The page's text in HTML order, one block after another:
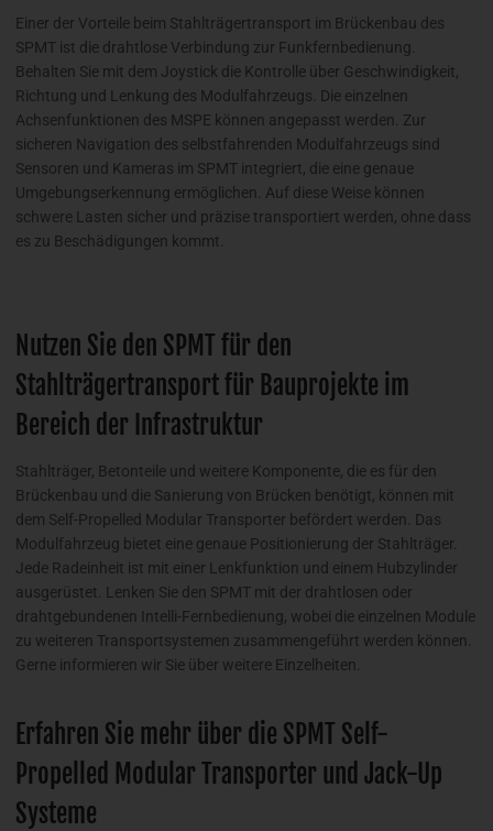
Einer der Vorteile beim Stahlträgertransport im Brückenbau des
SPMT ist die drahtlose Verbindung zur Funkfernbedienung.
Behalten Sie mit dem Joystick die Kontrolle über Geschwindigkeit,
Richtung und Lenkung des Modulfahrzeugs. Die einzelnen
Achsenfunktionen des MSPE können angepasst werden. Zur
sicheren Navigation des selbstfahrenden Modulfahrzeugs sind
Sensoren und Kameras im SPMT integriert, die eine genaue
Umgebungserkennung ermöglichen. Auf diese Weise können
schwere Lasten sicher und präzise transportiert werden, ohne dass
es zu Beschädigungen kommt.
Nutzen Sie den SPMT für den
Stahlträgertransport für Bauprojekte im
Bereich der Infrastruktur
Stahlträger, Betonteile und weitere Komponente, die es für den
Brückenbau und die Sanierung von Brücken benötigt, können mit
dem Self-Propelled Modular Transporter befördert werden. Das
Modulfahrzeug bietet eine genaue Positionierung der Stahlträger.
Jede Radeinheit ist mit einer Lenkfunktion und einem Hubzylinder
ausgerüstet. Lenken Sie den SPMT mit der drahtlosen oder
drahtgebundenen Intelli-Fernbedienung, wobei die einzelnen Module
zu weiteren Transportsystemen zusammengeführt werden können.
Gerne informieren wir Sie über weitere Einzelheiten.
Erfahren Sie mehr über die SPMT Self-
Propelled Modular Transporter und Jack-Up
Systeme